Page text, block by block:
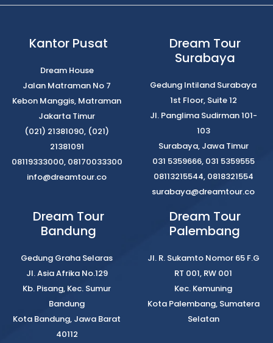
Kantor Pusat
Dream House
Jalan Matraman No 7
Kebon Manggis, Matraman
Jakarta Timur
(021) 21381090, (021)
21381091
08119333000, 08170033300
info@dreamtour.co
Dream Tour
Surabaya
Gedung Intiland Surabaya
1st Floor, Suite 12
Jl. Panglima Sudirman 101-
103
Surabaya, Jawa Timur
031 5359666, 031 5359555
08113215544, 0818321554
surabaya@dreamtour.co
Dream Tour
Bandung
Gedung Graha Selaras
Jl. Asia Afrika No.129
Kb. Pisang, Kec. Sumur
Bandung
Kota Bandung, Jawa Barat
40112
Dream Tour
Palembang
Jl. R. Sukamto Nomor 65 F.G
RT 001, RW 001
Kec. Kemuning
Kota Palembang, Sumatera
Selatan